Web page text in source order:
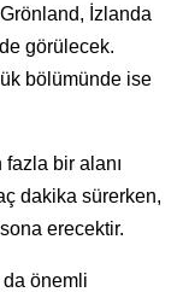
İzlanda
görülecek.
bölümünde ise
bir alanı
dakika sürerken,
erecektir.
da önemli